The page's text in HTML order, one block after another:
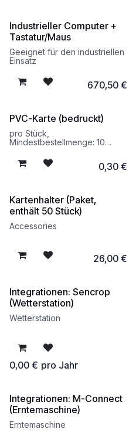
Industrieller Computer +
Tastatur/Maus
Geeignet für den industriellen
Einsatz
670,50€
PVC-Karte (bedruckt)
pro Stück,
Mindestbestellmenge: 10
0,30€
Kartenhalter (Paket,
enthält 50 Stück)
Accessories
26,00€
kostenlos
Integrationen: Sencrop
(Wetterstation)
Wetterstation
0,00€ pro Jahr
Integrationen: M-Connect
(Erntemaschine)
Erntemaschine